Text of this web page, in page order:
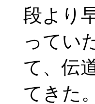
段より
ってい
て、伝
てきた